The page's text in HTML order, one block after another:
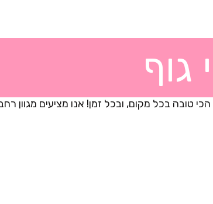
גוף
בכל מקום, ובכל זמן! אנו מציעים מגוון